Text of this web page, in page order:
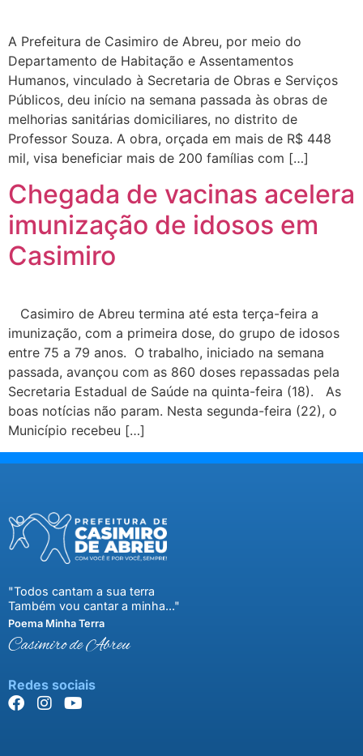
A Prefeitura de Casimiro de Abreu, por meio do
Departamento de Habitação e Assentamentos
Humanos, vinculado à Secretaria de Obras e Serviços
Públicos, deu início na semana passada às obras de
melhorias sanitárias domiciliares, no distrito de
Professor Souza. A obra, orçada em mais de R$ 448
mil, visa beneficiar mais de 200 famílias com […]
Chegada de vacinas acelera
imunização de idosos em
Casimiro
Casimiro de Abreu termina até esta terça-feira a
imunização, com a primeira dose, do grupo de idosos
entre 75 a 79 anos. O trabalho, iniciado na semana
passada, avançou com as 860 doses repassadas pela
Secretaria Estadual de Saúde na quinta-feira (18). As
boas notícias não param. Nesta segunda-feira (22), o
Município recebeu […]
"Todos cantam a sua terra
Também vou cantar a minha..."
Poema Minha Terra
Casimiro de Abreu
Redes sociais